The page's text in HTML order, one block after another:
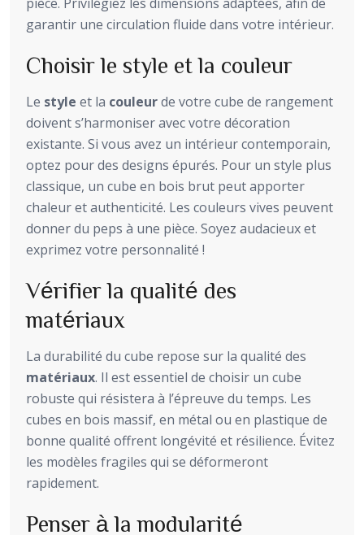
garantir une circulation fluide dans votre intérieur.
Choisir le style et la couleur
Le style et la couleurde votre cube de rangement
doivent s’harmoniser avec votre décoration
existante. Si vous avez un intérieur contemporain,
optez pour des designs épurés. Pour un style plus
classique, un cube en bois brut peut apporter
chaleur et authenticité. Les couleurs vives peuvent
donner du peps à une pièce. Soyez audacieux et
exprimez votre personnalité !
Vérifier la qualité des
matériaux
La durabilité du cube repose sur la qualité des
matériaux. Il est essentiel de choisir un cube
robuste qui résistera à l’épreuve du temps. Les
cubes en bois massif, en métal ou en plastique de
bonne qualité offrent longévité et résilience. Évitez
les modèles fragiles qui se déformeront
rapidement.
Penser à la modularité